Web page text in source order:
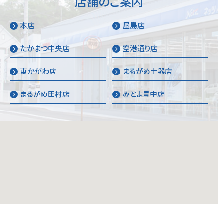
本店 屋島店
たかまつ中央店 空港通り店
東かがわ店 まるがめ土器店
まるがめ田村店 みとよ豊中店